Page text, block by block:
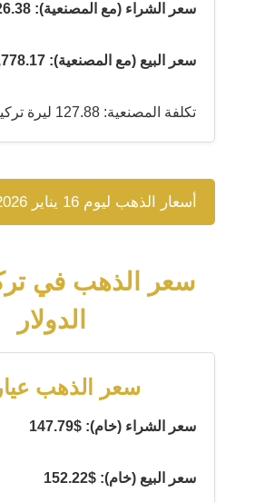
سعر الشراء (مع المصنعية): 1,726.38 ليرة تركية
سعر البيع (مع المصنعية): 1,778.17 ليرة تركية
تكلفة المصنعية: 127.88 ليرة تركية
أسعار الذهب ليوم 16 يناير 2026
سعر الذهب في
الدولار
سعر الذهب عيار
سعر الشراء (خام): $147.79
سعر البيع (خام): $152.22